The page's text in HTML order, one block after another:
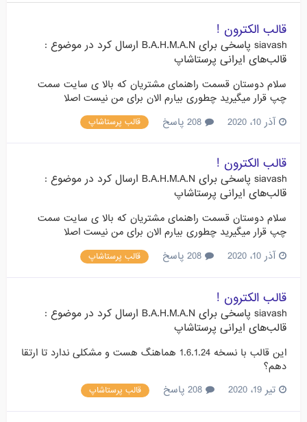
قالب الکترون !
siavash پاسخی برای B.A.H.M.A.N ارسال کرد در موضوع :
قالب‌های ایرانی پرستاشاپ
سلام دوستان قسمت راهنمای مشتریان که بالا ی سایت سمت
چپ قرار میگیرید چطوری بیارم الان برای من نیست اصلا
آذر 10، 2020
قالب پرستاشاپ
قالب الکترون !
siavash پاسخی برای B.A.H.M.A.N ارسال کرد در موضوع :
قالب‌های ایرانی پرستاشاپ
سلام دوستان قسمت راهنمای مشتریان که بالا ی سایت سمت
چپ قرار میگیرید چطوری بیارم الان برای من نیست اصلا
آذر 10، 2020
قالب پرستاشاپ
قالب الکترون !
siavash پاسخی برای B.A.H.M.A.N ارسال کرد در موضوع :
قالب‌های ایرانی پرستاشاپ
این قالب با نسخه 1.6.1.24 هماهنگ هست و مشکلی ندارد تا ارتقا
دهم؟
تیر 19، 2020
قالب پرستاشاپ